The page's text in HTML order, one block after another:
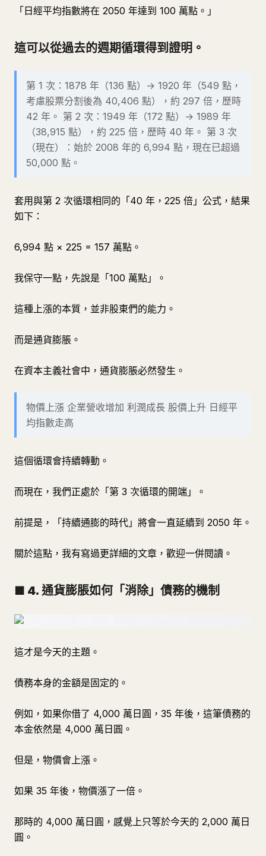
「日經平均指數將在 2050 年達到 100 萬點。」
這可以從過去的週期循環得到證明。
第 1 次：1878 年（136 點）→ 1920 年（549 點，
考慮股票分割後為 40,406 點），約 297 倍，歷時
42 年。 第 2 次：1949 年（172 點）→ 1989 年
（38,915 點），約 225 倍，歷時 40 年。 第 3 次
（現在）：始於 2008 年的 6,994 點，現在已超過
50,000 點。
套用與第 2 次循環相同的「40 年，225 倍」公式，結果
如下：
6,994 點 × 225 = 157 萬點。
我保守一點，先說是「100 萬點」。
這種上漲的本質，並非股東們的能力。
而是通貨膨脹。
在資本主義社會中，通貨膨脹必然發生。
物價上漲 企業營收增加 利潤成長 股價上升 日經平
均指數走高
這個循環會持續轉動。
而現在，我們正處於「第 3 次循環的開端」。
前提是，「持續通膨的時代」將會一直延續到 2050 年。
關於這點，我有寫過更詳細的文章，歡迎一併閱讀。
■ 4. 通貨膨脹如何「消除」債務的機制
這才是今天的主題。
債務本身的金額是固定的。
例如，如果你借了 4,000 萬日圓，35 年後，這筆債務的
本金依然是 4,000 萬日圓。
但是，物價會上漲。
如果 35 年後，物價漲了一倍。
那時的 4,000 萬日圓，感覺上只等於今天的 2,000 萬日
圓。